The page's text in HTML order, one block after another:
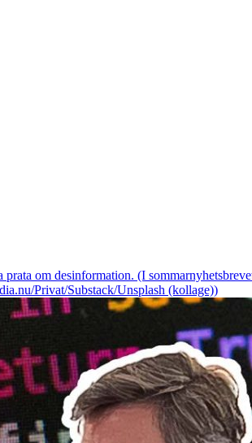
om desinformation. (I
Privat/Substack/Unsplash (kollage))